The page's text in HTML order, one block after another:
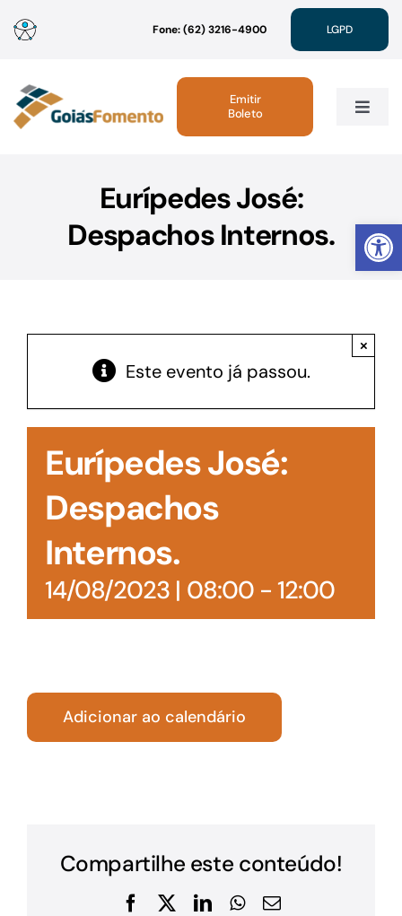
Abrir
para
conteúdo
Fone: (62) 3216-4900 LGPD
Toggle
Linhas de Crédito
Acesso à Informação
Emitir
Boleto
Eurípedes José:
Despachos Internos.
Este evento já passou.
×
Eurípedes José:
Despachos
Internos.
14/08/2023 | 08:00- 12:00
Adicionar ao calendário
Compartilhe este conteúdo!
Facebook
X LinkedInWhatsApp
E-